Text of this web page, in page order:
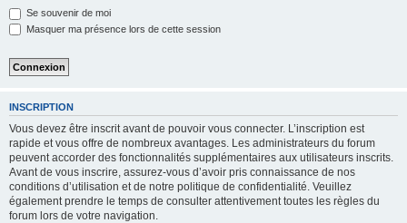
Se souvenir de moi
Masquer ma présence lors de cette session
INSCRIPTION
Vous devez être inscrit avant de pouvoir vous connecter. L’inscription est
rapide et vous offre de nombreux avantages. Les administrateurs du forum
peuvent accorder des fonctionnalités supplémentaires aux utilisateurs inscrits.
Avant de vous inscrire, assurez-vous d’avoir pris connaissance de nos
conditions d’utilisation et de notre politique de confidentialité. Veuillez
également prendre le temps de consulter attentivement toutes les règles du
forum lors de votre navigation.